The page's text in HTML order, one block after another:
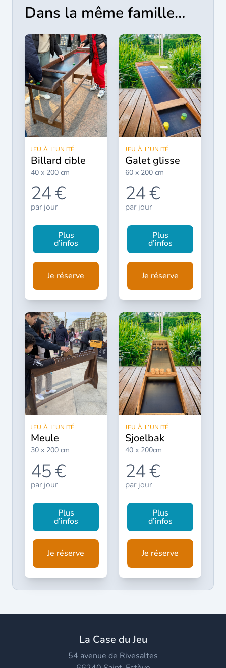
Dans la même famille…
JEU À L’UNITÉ
billard cible
40 x 200 cm
24 €
par jour
Plus
d’infos
Je réserve
JEU À L’UNITÉ
galet glisse
60 x 200 cm
24 €
par jour
Plus
d’infos
Je réserve
JEU À L’UNITÉ
meule
30 x 200 cm
45 €
par jour
Plus
d’infos
Je réserve
JEU À L’UNITÉ
sjoelbak
40 x 200cm
24 €
par jour
Plus
d’infos
Je réserve
La Case du Jeu
54 avenue de Rivesaltes